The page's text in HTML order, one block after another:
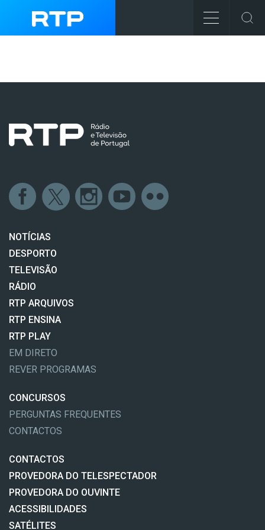
NOTÍCIAS
DESPORTO
TELEVISÃO
RÁDIO
RTP ARQUIVOS
RTP ENSINA
RTP PLAY
EM DIRETO
REVER PROGRAMAS
CONCURSOS
PERGUNTAS FREQUENTES
CONTACTOS
CONTACTOS
PROVEDORA DO TELESPECTADOR
PROVEDORA DO OUVINTE
ACESSIBILIDADES
SATÉLITES